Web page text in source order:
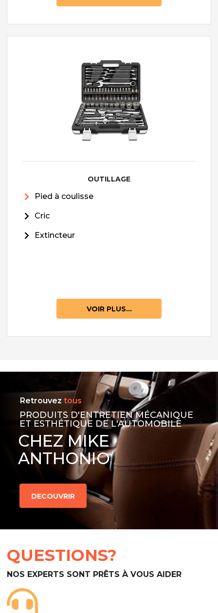
OUTILLAGE
Pied à coulisse
Cric
Extincteur
VOIR PLUS...
Retrouvez tous
PRODUITS D'ENTRETIEN MÉCANIQUE
ET ESTHÉTIQUE DE L'AUTOMOBILE
CHEZ MIKE
ANTHONIO
DECOUVRIR
QUESTIONS?
NOS EXPERTS SONT PRÊTS À VOUS AIDER